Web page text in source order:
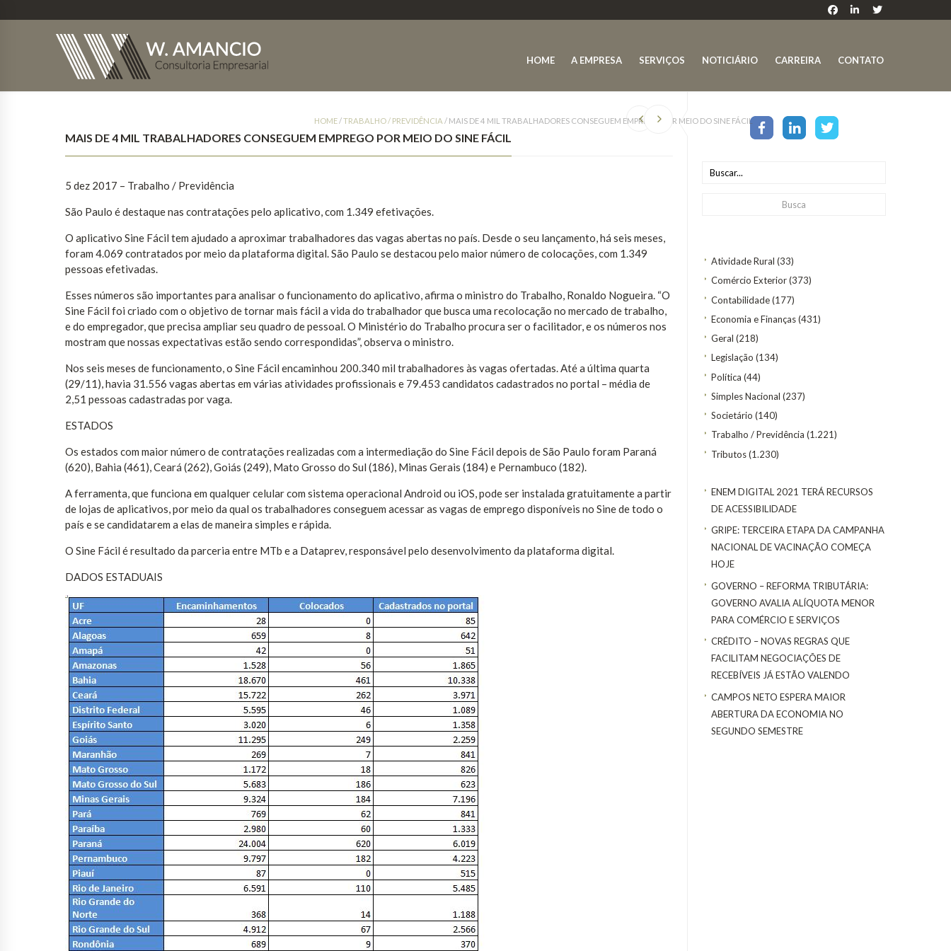
HOME A EMPRESA SERVIÇOS NOTICIÁRIO CARREIRA CONTATO
Atividade Rural (33)
Comércio Exterior(373)
Contabilidade(177)
Economia e Finanças(431)
Geral (218)
Legislação (134)
Política (44)
Simples Nacional (237)
Societário (140)
Trabalho / Previdência (1.221)
Tributos(1.230)
ENEM DIGITAL 2021 TERÁ RECURSOS
DE ACESSIBILIDADE
GRIPE: TERCEIRA ETAPA DA CAMPANHA
NACIONAL DE VACINAÇÃO COMEÇA
HOJE
GOVERNO – REFORMA TRIBUTÁRIA:
GOVERNO AVALIA ALÍQUOTA MENOR
PARA COMÉRCIO E SERVIÇOS
CRÉDITO – NOVAS REGRAS QUE
FACILITAM NEGOCIAÇÕES DE
RECEBÍVEIS JÁ ESTÃO VALENDO
CAMPOS NETO ESPERA MAIOR
ABERTURA DA ECONOMIA NO
SEGUNDO SEMESTRE
HOME/TRABALHO / PREVIDÊNCIA / MAIS DE 4 MIL TRABALHADORES CONSEGUEM EMPREGO POR MEIO DO SINE FÁCIL
MAIS DE 4 MIL TRABALHADORES CONSEGUEM EMPREGO POR MEIO DO SINE FÁCIL
5 dez 2017 – Trabalho / Previdência
São Paulo é destaque nas contratações pelo aplicativo, com 1.349 efetivações.
O aplicativo Sine Fácil tem ajudado a aproximar trabalhadores das vagas abertas no país. Desde o seu lançamento, há seis meses,
foram 4.069 contratados por meio da plataforma digital. São Paulo se destacou pelo maior número de colocações, com 1.349
pessoas efetivadas.
Esses números são importantes para analisar o funcionamento do aplicativo, afirma o ministro do Trabalho, Ronaldo Nogueira. “O
Sine Fácil foi criado com o objetivo de tornar mais fácil a vida do trabalhador que busca uma recolocação no mercado de trabalho,
e do empregador, que precisa ampliar seu quadro de pessoal. O Ministério do Trabalho procura ser o facilitador, e os números nos
mostram que nossas expectativas estão sendo correspondidas”, observa o ministro.
Nos seis meses de funcionamento, o Sine Fácil encaminhou 200.340 mil trabalhadores às vagas ofertadas. Até a última quarta
(29/11), havia 31.556 vagas abertas em várias atividades profissionais e 79.453 candidatos cadastrados no portal – média de
2,51 pessoas cadastradas por vaga.
ESTADOS
Os estados com maior número de contratações realizadas com a intermediação do Sine Fácil depois de São Paulo foram Paraná
(620), Bahia (461), Ceará (262), Goiás (249), Mato Grosso do Sul (186), Minas Gerais (184) e Pernambuco (182).
A ferramenta, que funciona em qualquer celular com sistema operacional Android ou iOS, pode ser instalada gratuitamente a partir
de lojas de aplicativos, por meio da qual os trabalhadores conseguem acessar as vagas de emprego disponíveis no Sine de todo o
país e se candidatarem a elas de maneira simples e rápida.
O Sine Fácil é resultado da parceria entre MTb e a Dataprev, responsável pelo desenvolvimento da plataforma digital.
DADOS ESTADUAIS